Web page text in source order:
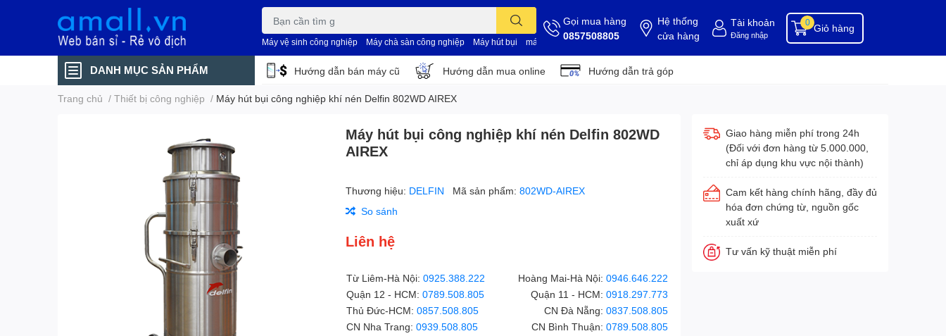
Máy vệ sinh công nghiệp Máy chà sàn công nghiệp Máy hút bụi máy vệ sinh nhà xưởng dụng cụ buồng phòng dụng cụ vệ sinh hóa chất tẩy rửa hóa chất vệ sinh
Gọi mua hàng
0857508805
Hệ thống
cửa hàng
Tài khoản
Đăng nhập
Giỏ hàng
0
DANH MỤC SẢN PHẨM Hướng dẫn bán máy cũ Hướng dẫn mua online Hướng dẫn trả góp
Trang chủ / Thiết bị công nghiệp / Máy hút bụi công nghiệp khí nén Delfin 802WD AIREX
Máy hút bụi công nghiệp khí nén Delfin 802WD
AIREX
Thương hiệu: DELFIN Mã sản phẩm:802WD-AIREX
So sánh
Liên hệ
Từ Liêm-Hà Nội:0925.388.222 Hoàng Mai-Hà Nội:0946.646.222
Quận 12 - HCM:0789.508.805 Quận 11 - HCM:0918.297.773
Thủ Đức-HCM:0857.508.805 CN Đà Nẵng:0837.508.805
CN Nha Trang:0939.508.805 CN Bình Thuận:0789.508.805
Giao hàng miễn phí trong 24h
(Đối với đơn hàng từ 5.000.000,
chỉ áp dụng khu vực nội thành)
Cam kết hàng chính hãng, đầy đủ
hóa đơn chứng từ, nguồn gốc
xuất xứ
Tư vấn kỹ thuật miễn phí